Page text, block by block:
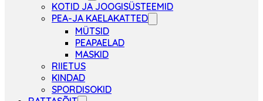
KOTID JA JOOGISÜSTEEMID
PEA-JA KAELAKATTED
MÜTSID
PEAPAELAD
MASKID
RIIETUS
KINDAD
SPORDISOKID